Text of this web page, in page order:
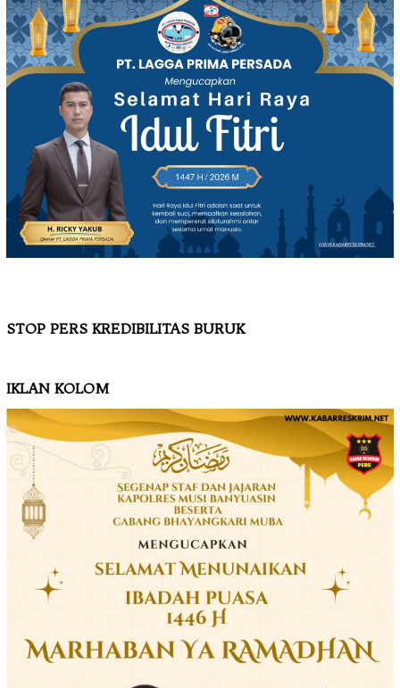
STOP PERS KREDIBILITAS BURUK
IKLAN KOLOM